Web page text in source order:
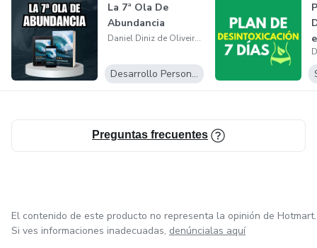
La 7ª Ola De
Abundancia
Daniel Diniz de Oliveira Kurschus
Desarrollo Personal
Preguntas frecuentes
El contenido de este producto no representa la opinión de Hotmart.
Si ves informaciones inadecuadas, denúncialas aquí